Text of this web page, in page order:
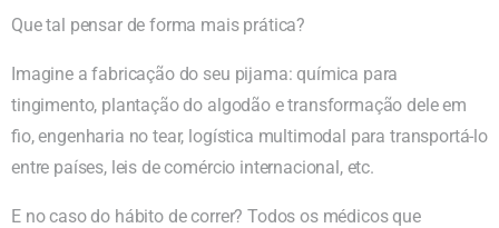
Que tal pensar de forma mais prática?
Imagine a fabricação do seu pijama: química para
tingimento, plantação do algodão e transformação dele em
fio, engenharia no tear, logística multimodal para transportá-lo
entre países, leis de comércio internacional, etc.
E no caso do hábito de correr? Todos os médicos que